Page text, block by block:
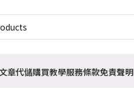
章代儲購買教學服務條款免責聲明